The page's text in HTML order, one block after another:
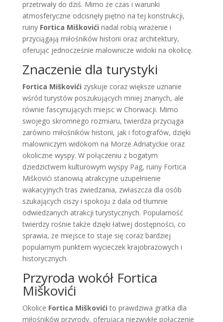
przetrwały do dziś. Mimo że czas i warunki
atmosferyczne odcisnęły piętno na tej konstrukcji,
ruiny Fortica Miškovići nadal robią wrażenie i
przyciągają miłośników historii oraz architektury,
oferując jednocześnie malownicze widoki na okolicę.
Znaczenie dla turystyki
Fortica Miškovići zyskuje coraz większe uznanie
wśród turystów poszukujących mniej znanych, ale
równie fascynujących miejsc w Chorwacji. Mimo
swojego skromnego rozmiaru, twierdza przyciąga
zarówno miłośników historii, jak i fotografów, dzięki
malowniczym widokom na Morze Adriatyckie oraz
okoliczne wyspy. W połączeniu z bogatym
dziedzictwem kulturowym wyspy Pag, ruiny Fortica
Miškovići stanowią atrakcyjne uzupełnienie
wakacyjnych tras zwiedzania, zwłaszcza dla osób
szukających ciszy i spokoju z dala od tłumnie
odwiedzanych atrakcji turystycznych. Popularność
twierdzy rośnie także dzięki łatwej dostępności, co
sprawia, że miejsce to staje się coraz bardziej
popularnym punktem wycieczek krajobrazowych i
historycznych.
Przyroda wokół Fortica
Miškovići
Okolice Fortica Miškovići to prawdziwa gratka dla
miłośników przyrody, oferująca niezwykłe połączenie